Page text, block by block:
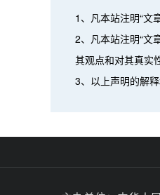
1、凡本站注明“文
2、凡本站注明“文
其观点和对其真实
3、以上声明的解